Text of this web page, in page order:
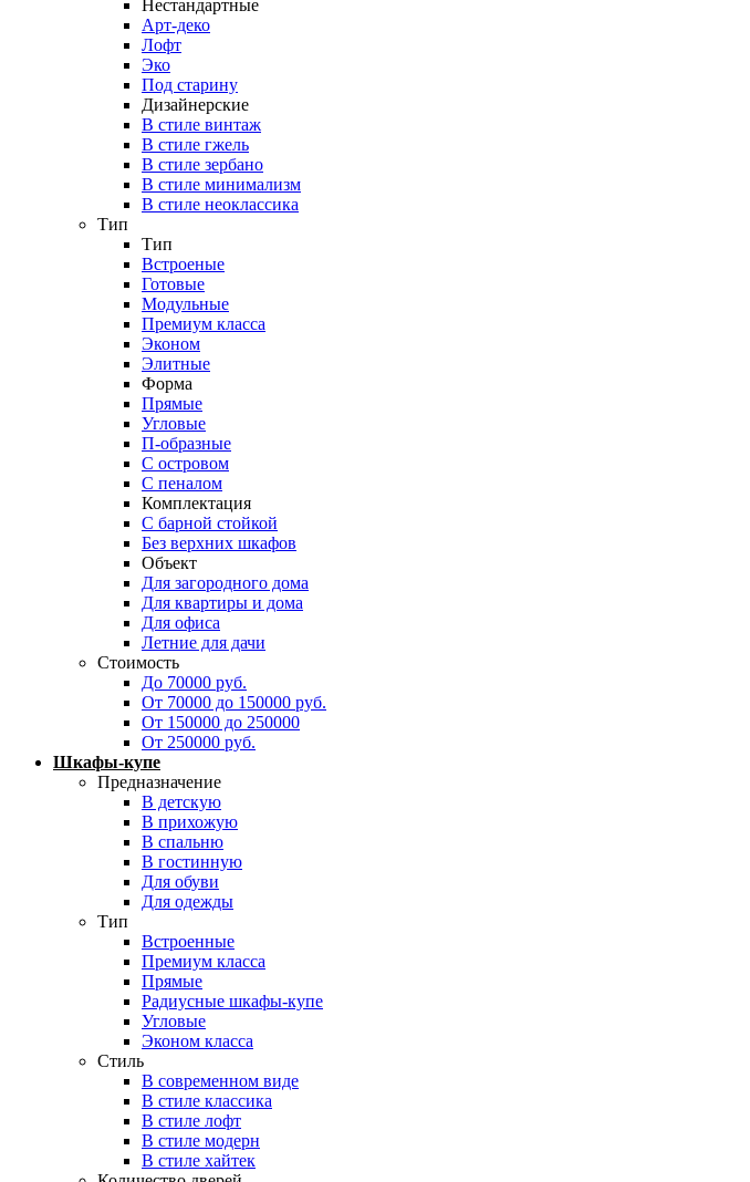
Нестандартные
Арт-деко
Лофт
Эко
Под старину
Дизайнерские
В стиле винтаж
В стиле гжель
В стиле зербано
В стиле минимализм
В стиле неоклассика
Тип
Тип
Встроеные
Готовые
Модульные
Премиум класса
Эконом
Элитные
Форма
Прямые
Угловые
П-образные
С островом
С пеналом
Комплектация
C барной стойкой
Без верхних шкафов
Объект
Для загородного дома
Для квартиры и дома
Для офиса
Летние для дачи
Стоимость
До 70000 руб.
От 70000 до 150000 руб.
От 150000 до 250000
От 250000 руб.
Шкафы-купе
Предназначение
В детскую
В прихожую
В спальню
В гостинную
Для обуви
Для одежды
Тип
Встроенные
Премиум класса
Прямые
Радиусные шкафы-купе
Угловые
Эконом класса
Стиль
В современном виде
В стиле классика
В стиле лофт
В стиле модерн
В стиле хайтек